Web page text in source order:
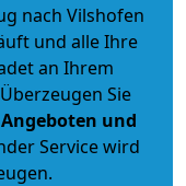
nach Vilshofen
und alle Ihre
an Ihrem
Sie
und
Service wird